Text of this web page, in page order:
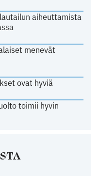
aiheuttamista
menevät
ovat hyviä
toimii hyvin